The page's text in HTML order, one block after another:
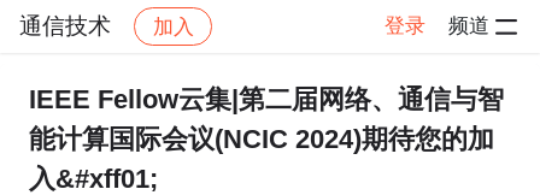
通信技术 加入 登录 频道
社区 通信技术 帖子详情
IEEE Fellow云集|第二届网络、通信与智
能计算国际会议(NCIC 2024)期待您的加
入&#xff01;